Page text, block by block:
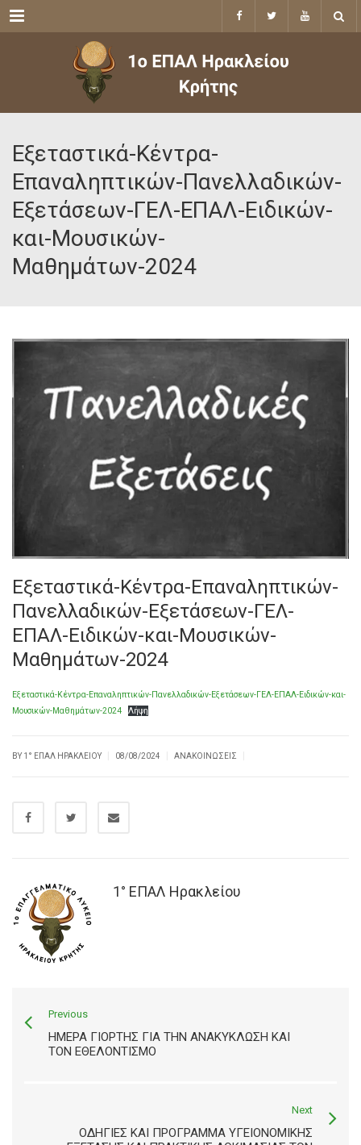
Menu
Εξεταστικά-Κέντρα-
Επαναληπτικών-Πανελλαδικών-
Εξετάσεων-ΓΕΛ-ΕΠΑΛ-Ειδικών-
και-Μουσικών-
Μαθημάτων-2024
Εξεταστικά-Κέντρα-Επαναληπτικών-
Πανελλαδικών-Εξετάσεων-ΓΕΛ-
ΕΠΑΛ-Ειδικών-και-Μουσικών-
Μαθημάτων-2024
Εξεταστικά-Κέντρα-Επαναληπτικών-Πανελλαδικών-Εξετάσεων-ΓΕΛ-ΕΠΑΛ-Ειδικών-και-
Μουσικών-Μαθημάτων-2024
Λήψη
BY1° ΕΠΑΛ ΗΡΑΚΛΕΊΟΥ 08/08/2024 ΑΝΑΚΟΙΝΏΣΕΙΣ
1° ΕΠΑΛ Ηρακλείου
Previous
ΗΜΕΡΑ ΓΙΟΡΤΗΣ ΓΙΑ ΤΗΝ ΑΝΑΚΥΚΛΩΣΗ ΚΑΙ
ΤΟΝ ΕΘΕΛΟΝΤΙΣΜΟ
Next
ΟΔΗΓΊΕΣ ΚΑΙ ΠΡΌΓΡΑΜΜΑ ΥΓΕΙΟΝΟΜΙΚΉΣ